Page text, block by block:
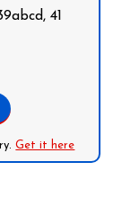
41
Get it here